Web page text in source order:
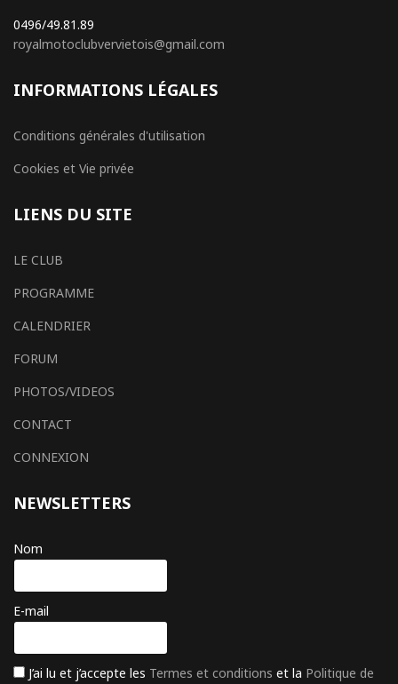
0496/49.81.89
royalmotoclubvervietois@gmail.com
INFORMATIONS LÉGALES
Conditions générales d'utilisation
Cookies et Vie privée
LIENS DU SITE
LE CLUB
PROGRAMME
CALENDRIER
FORUM
PHOTOS/VIDEOS
CONTACT
CONNEXION
NEWSLETTERS
Nom
E-mail
J’ai lu et j’accepte les Termes et conditions et la Politique de